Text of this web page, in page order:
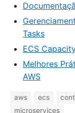
Tasks
ECS
Melhores
AWS
aws ecs
microservices